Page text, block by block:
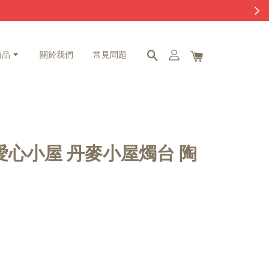
品 關於我們 常見問題
小屋 丹麥小屋燭台 陶